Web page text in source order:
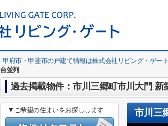
甲府市・甲斐市の戸建て情報は株式会社リビング・ゲート
台並列
過去掲載物件：市川三郷町市川大門 新
▼ご希望の住まいをお探しします